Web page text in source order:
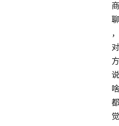
商
聊
，
对
方
说
啥
都
觉